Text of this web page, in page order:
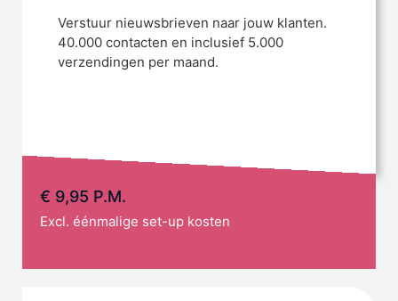
Verstuur nieuwsbrieven naar jouw klanten.
40.000 contacten en inclusief 5.000
verzendingen per maand.
€ 9,95 P.M.
Excl. éénmalige set-up kosten